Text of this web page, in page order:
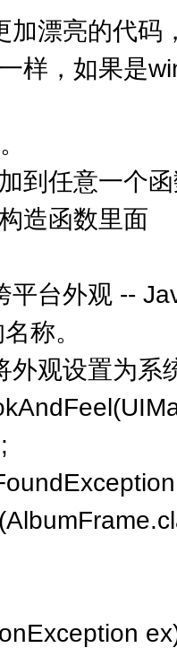
加漂亮的代码
样，如果是
到任意一个
造函数里面
平台外观 --
称。
外观设置为系